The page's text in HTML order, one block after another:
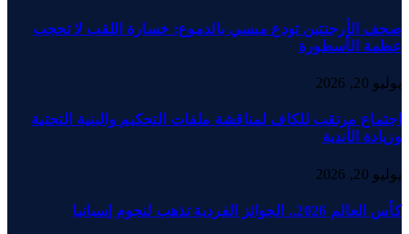
صحف الأرجنتين تودع ميسي بالدموع: خسارة اللقب لا تحجب
عظمة الأسطورة
يوليو 20, 2026
اجتماع مرتقب للكاف لمناقشة ملفات التحكيم والبنية التحتية
وزيادة الأندية
يوليو 20, 2026
كأس العالم 2026.. الجوائز الفردية تذهب لنجوم إسبانيا